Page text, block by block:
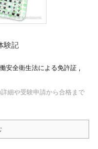
験記
安全衛生法による免許証 ,
細や受験申請から合格まで